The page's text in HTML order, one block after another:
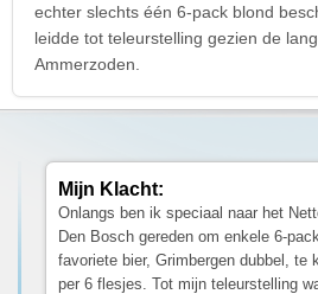
echter slechts één 6-pack blond
leidde tot teleurstelling gezien de
Ammerzoden.
Mijn Klacht:
Onlangs ben ik speciaal naar het
Den Bosch gereden om enkele 6-
favoriete bier, Grimbergen dubbel, te
per 6 flesjes. Tot mijn teleurstelling